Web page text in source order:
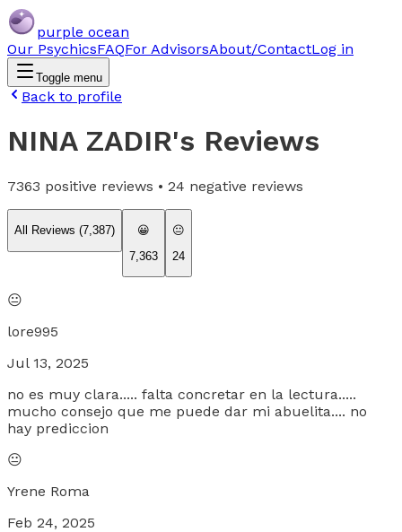
purple ocean
Our PsychicsFAQFor AdvisorsAbout/ContactLog in
Toggle menu
Back to profile
NINA ZADIR's Reviews
7363 positive reviews • 24 negative reviews
All Reviews (7,387)
😀
7,363
😐
24
😐
lore995
Jul 13, 2025
no es muy clara..... falta concretar en la lectura.....
mucho consejo que me puede dar mi abuelita.... no
hay prediccion
😐
Yrene Roma
Feb 24, 2025